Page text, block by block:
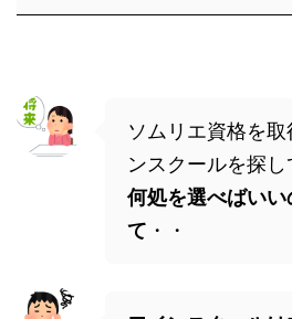
ソムリエ資格を
ンスクールを探し
何処を選べばいい
て ・・